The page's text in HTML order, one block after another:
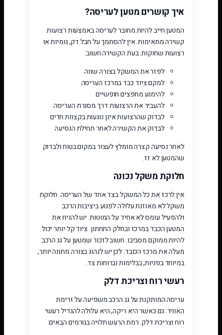
איך קושרים מטען לעריסה?
המטען חייב להיות מחובר לעריסה באמצעות רצועות
קשירה מתאימות. אין להסתמך על חבל דק, גומיות או
רצועות שחוקות. בעת הקשירה חשוב:
לפזר את המשקל בצורה שווה
למקם ציוד כבד במרכז העריסה
להימנע מחפצים חופשיים
להעביר את הרצועות דרך מסגרת העריסה
לבדוק שהרצועות אינן נוגעות בקצוות חדים
לבדוק את הקשירה לאחר תחילת הנסיעה
לאחר נסיעה קצרה מומלץ לעצור במקום בטוח ולבדוק
שהמטען לא זז.
חלוקת משקל נכונה
אין לרכז את כל המשקל בצד אחד של העריסה. חלוקת
משקל לא מאוזנת עלולה לפגוע ביציבות הרכב
ולהפעיל עומס לא אחיד על המוטות. יש להניח את
המטען הכבד במרכז ובחלק התחתון. ציוד קל יותר יכול
להיות ממוקם מסביבו. חשוב לזכור שמטען על גג הרכב
מעלה את מרכז הכובד. לכן יש לנהוג בצורה מתונה יותר,
במיוחד בפניות, בבלימות וברוחות צד.
רעשי רוח וצריכת דלק
עריסה המותקנת על גג הרכב משפיעה על זרימת
האוויר. גם כאשר היא ריקה, היא עלולה להגדיל רעשי
רוח וצריכת דלק. רמת הרעש תלויה בגורמים הבאים: